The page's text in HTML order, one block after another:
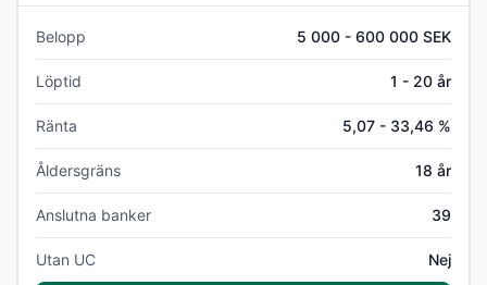
Belopp 5 000 - 600 000 SEK
Löptid 1 - 20 år
Ränta 5,07 - 33,46 %
Åldersgräns 18 år
Anslutna banker 39
Utan UC Nej